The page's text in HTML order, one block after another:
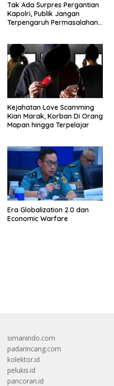
Tak Ada Surpres Pergantian
Kapolri, Publik Jangan
Terpengaruh Permasalahan
Kejahatan Love Scamming
Kian Marak, Korban Di Orang
Mapan hingga Terpelajar
Era Globalization 2.0 dan
Economic Warfare
simanindo.com
padarincang.com
kolektor.id
pelukis.id
pancoran.id